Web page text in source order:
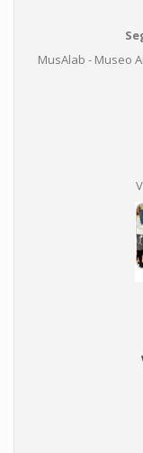
MusAlab - Museo